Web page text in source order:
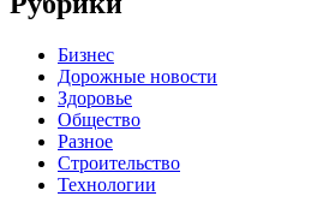
Бизнес
Дорожные новости
Здоровье
Общество
Разное
Строительство
Технологии